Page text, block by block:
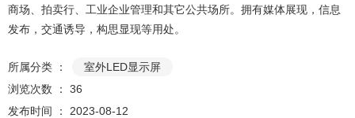
商场、拍卖行、工业企业管理和其它公共场所。拥有媒体展现，信息
发布，交通诱导，构思显现等用处。
所属分类 ：
室外LED显示屏
浏览次数 ： 36
发布时间 ： 2023-08-12